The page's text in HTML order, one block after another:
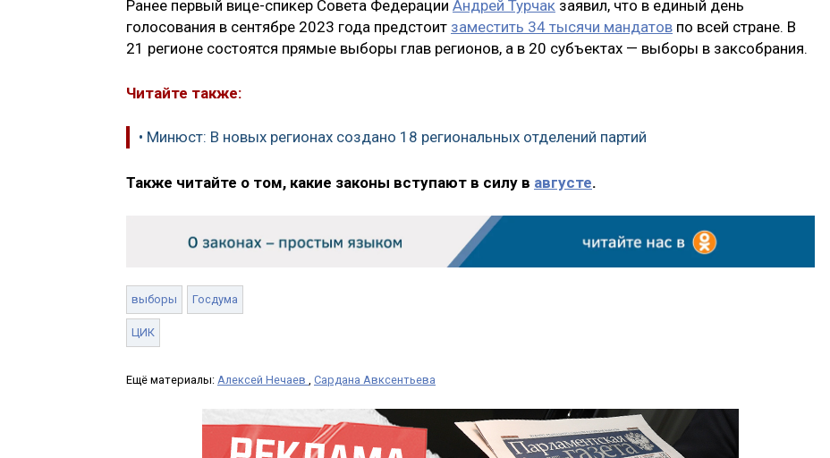
Ранее первый вице-спикер Совета Федерации Андрей Турчак заявил, что в единый день
голосования в сентябре 2023 года предстоит заместить 34 тысячи мандатов по всей стране. В
21 регионе состоятся прямые выборы глав регионов, а в 20 субъектах — выборы в заксобрания.
Читайте также:
• Минюст: В новых регионах создано 18 региональных отделений партий
Также читайте о том, какие законы вступают в силу в августе.
выборы Госдума
ЦИК
Ещё материалы: Алексей Нечаев , Сардана Авксентьева